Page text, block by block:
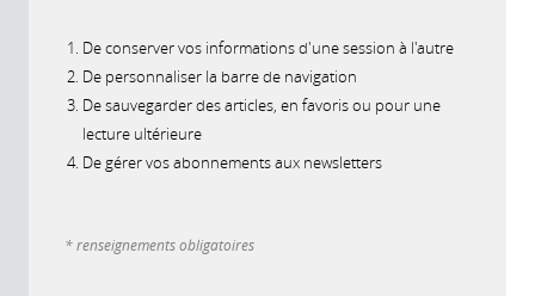
De conserver vos informations d'une session à l'autre
De personnaliser la barre de navigation
De sauvegarder des articles, en favoris ou pour une
lecture ultérieure
De gérer vos abonnements aux newsletters
* renseignements obligatoires